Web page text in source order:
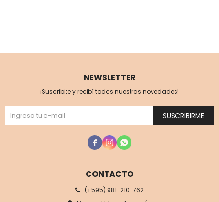
CONTACTO
(+595) 981-210-762
NEWSLETTER
¡Suscribite y recibí todas nuestras novedades!
SUSCRIBIRME
  